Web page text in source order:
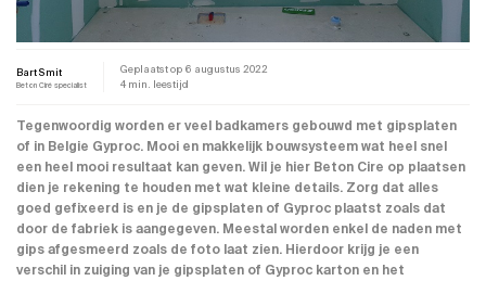
Bart Smit
Beton Ciré specialist
Geplaatst op 6 augustus 2022
4 min. leestijd
Tegenwoordig worden er veel badkamers gebouwd met gipsplaten
of in Belgie Gyproc. Mooi en makkelijk bouwsysteem wat heel snel
een heel mooi resultaat kan geven. Wil je hier Beton Cire op plaatsen
dien je rekening te houden met wat kleine details. Zorg dat alles
goed gefixeerd is en je de gipsplaten of Gyproc plaatst zoals dat
door de fabriek is aangegeven. Meestal worden enkel de naden met
gips afgesmeerd zoals de foto laat zien. Hierdoor krijg je een
verschil in zuiging van je gipsplaten of Gyproc karton en het